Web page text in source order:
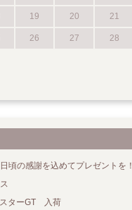
19 20 21
26 27 28
頃の感謝を込めてプレゼントを！
ターGT 入荷